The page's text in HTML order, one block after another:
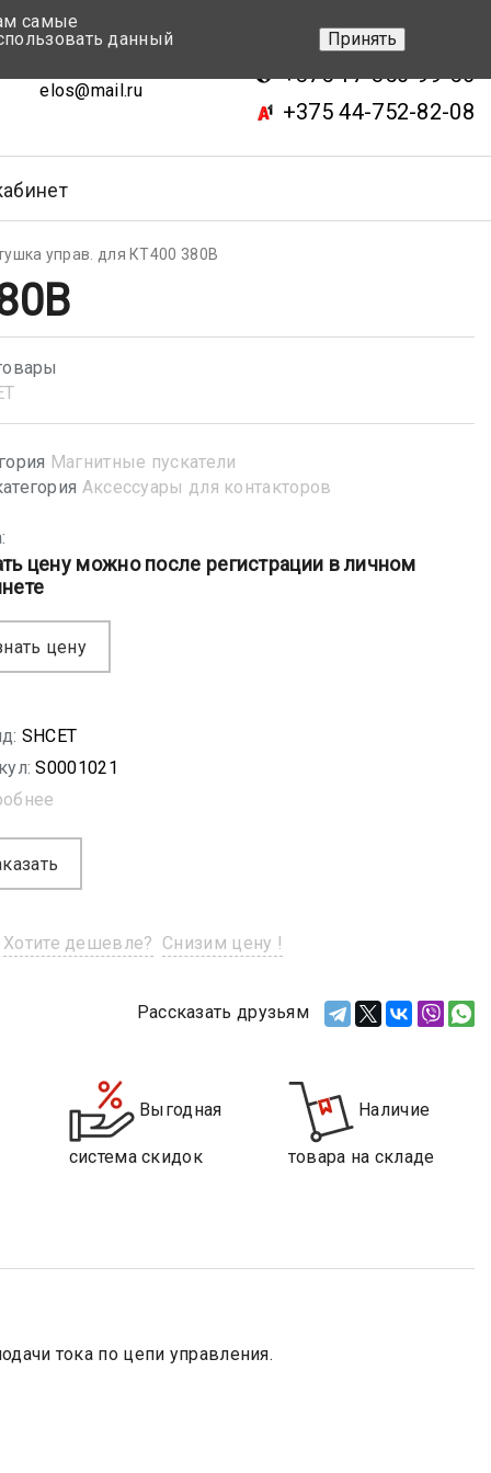
elos@mail.ru
+375 17-343-46-70
+375 17-350-99-56
+375 44-752-82-08
управ. для КТ400 380В
Магнитные пускатели
Аксессуары для контакторов
цену можно после регистрации в личном
цену
SHСET
S0001021
Хотите дешевле? Снизим цену !
Рассказать друзьям
Выгодная
система скидок
Наличие
товара на складе
тока по цепи управления.
самые
данный
Принять